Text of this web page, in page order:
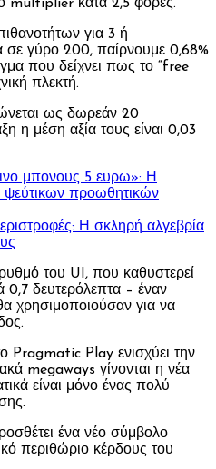
multiplier κατά 2,5 φορές.
για 3 ή
σε γύρο 200, παίρνουμε 0,68%
που δείχνει πως το “free
πλεκτή.
ως δωρεάν 20
η μέση αξία τους είναι 0,03
μπονους 5 ευρω»: Η
ψεύτικων προωθητικών
Η σκληρή αλγεβρία
του UI, που καθυστερεί
δευτερόλεπτα – έναν
χρησιμοποιούσαν για να
Pragmatic Play ενισχύει την
megaways γίνονται η νέα
είναι μόνο ένας πολύ
ένα νέο σύμβολο
περιθώριο κέρδους του